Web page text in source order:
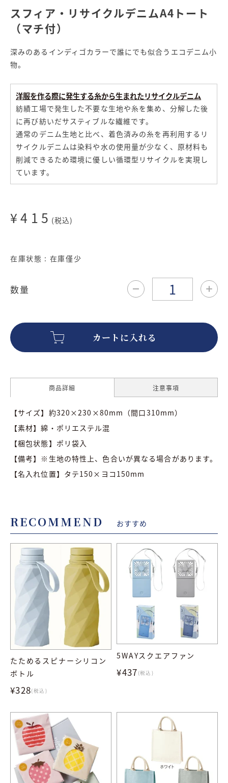
スフィア・リサイクルデニムA4トート
（マチ付）
深みのあるインディゴカラーで誰にでも似合うエコデニム小
物。
洋服を作る際に発生する糸から生まれたリサイクルデニム
紡績工場で発生した不要な生地や糸を集め、分解した後
に再び紡いだサスティブルな繊維です。
通常のデニム生地と比べ、着色済みの糸を再利用するリ
サイクルデニムは染料や水の使用量が少なく、原材料も
削減できるため環境に優しい循環型リサイクルを実現し
ています。
¥415 (税込)
在庫状態 : 在庫僅少
数量
商品詳細 注意事項
【サイズ】約320×230×80mm（間口310mm）
【素材】綿・ポリエステル混
【梱包状態】ポリ袋入
【備考】※生地の特性上、色合いが異なる場合があります。
【名入れ位置】タテ150×ヨコ150mm
RECOMMEND おすすめ
たためるスピナーシリコン
ボトル
¥328(税込)
5WAYスクエアファン
¥437 (税込)